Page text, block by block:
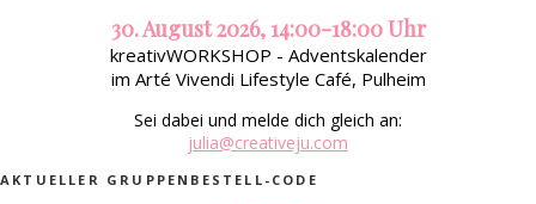
30. August 2026, 14:00-18:00 Uhr
kreativWORKSHOP - Adventskalender
im Arté Vivendi Lifestyle Café, Pulheim
Sei dabei und melde dich gleich an:
julia@creativeju.com
AKTUELLER GRUPPENBESTELL-CODE